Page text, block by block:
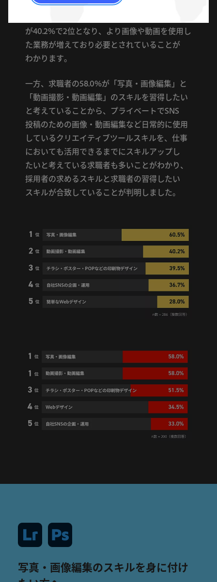
クリエイティブツールスキル
が40.2%で2位となり、 より画像や動画を使用 し
た業務が増えており必要とされていることが
わかり ます。
一方、 求職者の58.0%が 「写真 ・ 画像編集 」 と
「動画撮影 ・動画編集 」 のスキルを習得したい
と考えていることから、 プライベートでSNS
投稿のための画像 ・動画編集など日常的に使用
しているクリエイティブツールスキルを、仕事
においても活用できる までにスキルアップし
たいと考えている求職者も多いことがわかり、
採用者の求めるスキルと求職者の習得したい
スキルが合致していることが判明し ました。
写真・画像編集のスキルを身に付け